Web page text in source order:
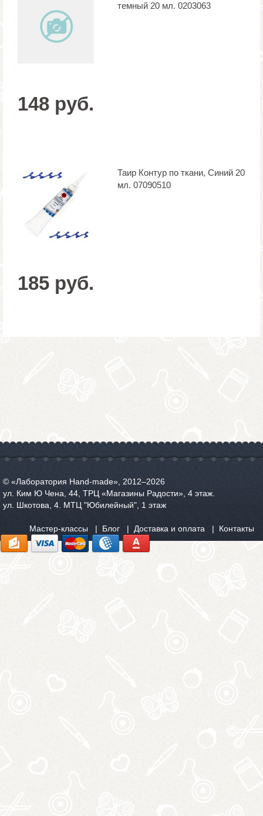
темный 20 мл. 0203063
148 руб.
Таир Контур по ткани, Синий 20
мл. 07090510
185 руб.
© «Лаборатория Hand-made», 2012‒2026
ул. Ким Ю Чена, 44, ТРЦ «Магазины Радости», 4 этаж.
ул. Шкотова, 4. МТЦ "Юбилейный", 1 этаж
Мастер-классы Блог Доставка и оплата Контакты